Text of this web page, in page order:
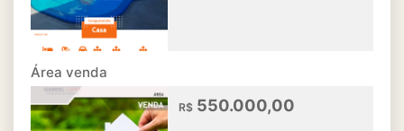
Área venda
R$ 550.000,00